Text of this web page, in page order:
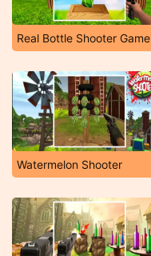
Real Bottle Shooter Game
Watermelon Shooter